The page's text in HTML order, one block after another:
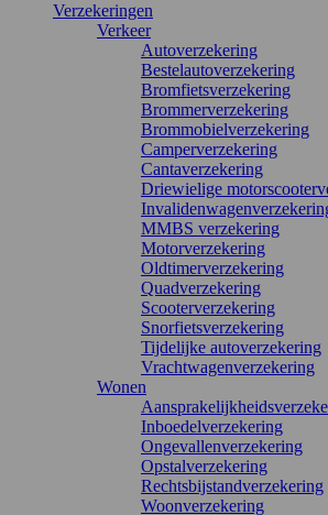
Verzekeringen
Verkeer
Autoverzekering
Bestelautoverzekering
Bromfietsverzekering
Brommerverzekering
Brommobielverzekering
Camperverzekering
Cantaverzekering
Driewielige
MMBS verzekering
Motorverzekering
Oldtimerverzekering
Quadverzekering
Scooterverzekering
Snorfietsverzekering
Tijdelijke autoverzekering
Vrachtwagenverzekering
Wonen
Inboedelverzekering
Ongevallenverzekering
Opstalverzekering
Rechtsbijstandverzekering
Woonverzekering